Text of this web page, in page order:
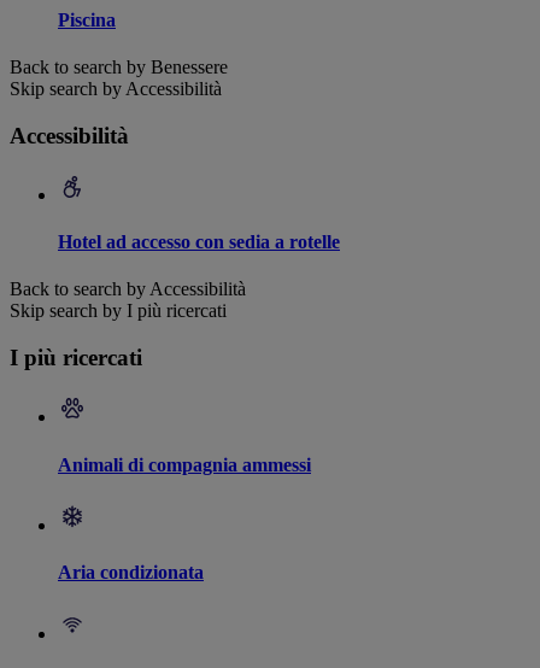
Piscina
Back to search by Benessere
Skip search by Accessibilità
Accessibilità
Hotel ad accesso con sedia a rotelle
Back to search by Accessibilità
Skip search by I più ricercati
I più ricercati
Animali di compagnia ammessi
Aria condizionata